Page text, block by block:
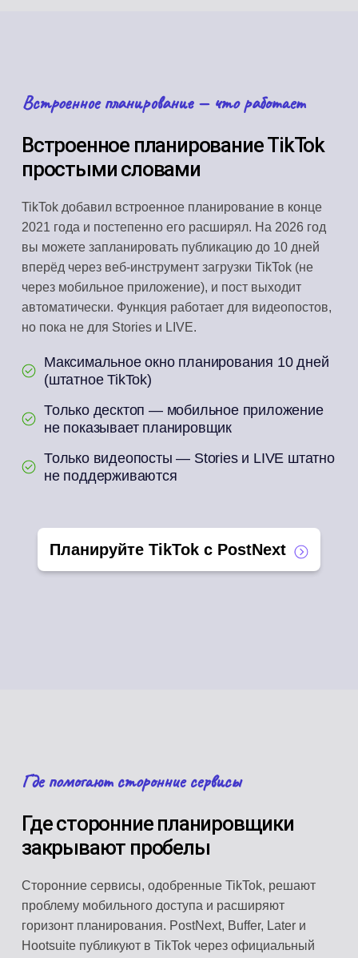
Встроенное планирование — что работает
Встроенное планирование TikTok
простыми словами
TikTok добавил встроенное планирование в конце
2021 года и постепенно его расширял. На 2026 год
вы можете запланировать публикацию до 10 дней
вперёд через веб-инструмент загрузки TikTok (не
через мобильное приложение), и пост выходит
автоматически. Функция работает для видеопостов,
но пока не для Stories и LIVE.
Максимальное окно планирования 10 дней
(штатное TikTok)
Только десктоп — мобильное приложение
не показывает планировщик
Только видеопосты — Stories и LIVE штатно
не поддерживаются
Планируйте TikTok с PostNext
Где помогают сторонние сервисы
Где сторонние планировщики
закрывают пробелы
Сторонние сервисы, одобренные TikTok, решают
проблему мобильного доступа и расширяют
горизонт планирования. PostNext, Buffer, Later и
Hootsuite публикуют в TikTok через официальный